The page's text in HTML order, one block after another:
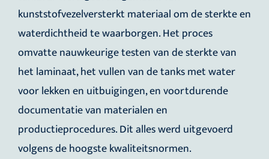
kunststofvezelversterkt materiaal om de sterkte en
waterdichtheid te waarborgen. Het proces
omvatte nauwkeurige testen van de sterkte van
het laminaat, het vullen van de tanks met water
voor lekken en uitbuigingen, en voortdurende
documentatie van materialen en
productieprocedures. Dit alles werd uitgevoerd
volgens de hoogste kwaliteitsnormen.